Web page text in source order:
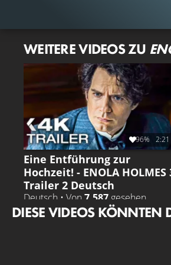
WEITERE VIDEOS ZU
96% 2:21
Eine Entführung zur
Hochzeit! - ENOLA HOLMES
Trailer 2 Deutsch
Deutsch • Von 7.587 gesehen
DIESE VIDEOS KÖNNTEN